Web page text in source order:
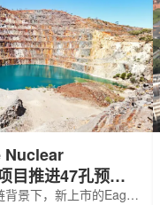
Nuclear
目推进47孔预可
景下，新上市的Eagle